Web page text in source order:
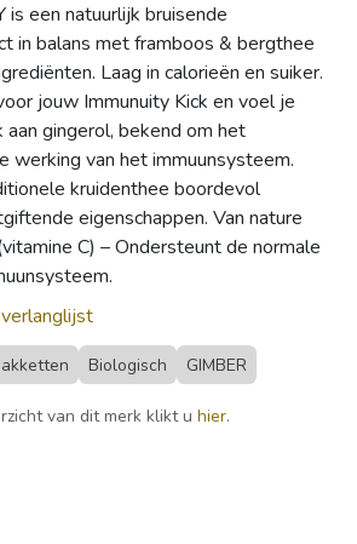
is een natuurlijk bruisende
in balans met framboos & bergthee
Laag in calorieën en suiker.
jouw Immunuity Kick en voel je
aan gingerol, bekend om het
werking van het immuunsysteem.
kruidenthee boordevol
eigenschappen. Van nature
C) – Ondersteunt de normale
Biologisch GIMBER
van dit merk klikt u hier.